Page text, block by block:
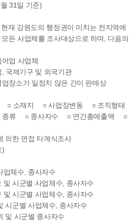
31일 기준)
재 강원도의 행정권이 미치는 전지역에
든 사업체를 조사대상으로 하며, 다음의
업 사업체
국제기구 및 외국기관
장소가 일정치 않은 간이 판매상
○ 소재지 ○ 사업장변동 ○ 조직형태
종류 ○ 종사자수 ○ 연간총매출액 ○
의한 면접 타계식조사
)
업체수, 종사자수
및 시군별 사업체수, 종사자수
및 시군별 사업체수, 종사자수
시군별 사업체수, 종사자수
및 시군별 종사자수